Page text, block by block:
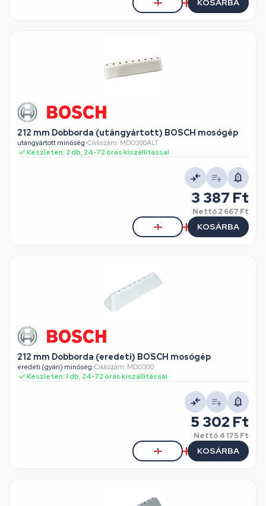
KOSÁRBA
212 mm Dobborda (utángyártott) BOSCH mosógép
utángyártott minőség•Cikkszám: MDO300ALT
Készleten: 2 db, 24-72 órás kiszállítással
3 387 Ft
Nettó2 667 Ft
KOSÁRBA
212 mm Dobborda (eredeti) BOSCH mosógép
eredeti (gyári) minőség•Cikkszám: MDO300
Készleten: 1 db, 24-72 órás kiszállítással
5 302 Ft
Nettó4 175 Ft
KOSÁRBA